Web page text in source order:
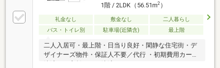
1階 / 2LDK（56.51m2）
礼金なし 敷金なし
二人暮らし
バス・トイレ別
駐車場(近隣含) 最上階
二人入居可・最上階・日当り良好・閑静な住宅街・デ
ザイナーズ物件・保証人不要／代行 ・初期費用カード
決済可・家賃カード決済可